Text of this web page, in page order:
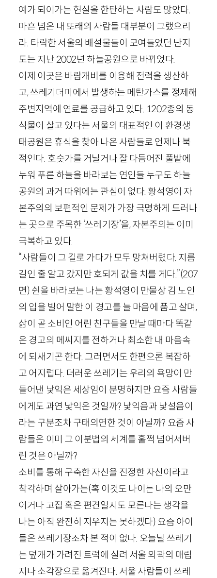
예가 되어가는 현실을 한탄하는 사람도 많았다.
마흔 넘은 내 또래의 사람들 대부분이 그랬으리
라. 타락한 서울의 배설물들이 모여들었던 난지
도는 지난 2002년 하늘공원으로 바뀌었다.
이제 이곳은 바람개비를 이용해 전력을 생산하
고, 쓰레기더미에서 발생하는 메탄가스를 정제해
주변지역에 연료를 공급하고 있다. 1202종의 동
식물이 살고 있다는 서울의 대표적인 이 환경생
태공원은 휴식을 찾아 나온 사람들로 언제나 북
적인다. 호숫가를 거닐거나 잘 다듬어진 풀밭에
누워 푸른 하늘을 바라보는 연인들 누구도 하늘
공원의 과거 따위에는 관심이 없다. 황석영이 자
본주의의 보편적인 문제가 가장 극명하게 드러나
는 곳으로 주목한 ‘쓰레기장’을, 자본주의는 이미
극복하고 있다.
“사람들이 그 길로 가다가 모두 망쳐버렸다. 지름
길인 줄 알고 갔지만 호되게 값을 치를 게다.”(207
면) 쉰을 바라보는 나는 황석영이 만물상 김 노인
의 입을 빌어 말한 이 경고를 늘 마음에 품고 살며,
삶이 곧 소비인 어린 친구들을 만날 때마다 똑같
은 경고의 메씨지를 전하거나 최소한 내 마음속
에 되새기곤 한다. 그러면서도 한편으론 복잡하
고 어지럽다. 더러운 쓰레기는 우리의 욕망이 만
들어낸 낯익은 세상임이 분명하지만 요즘 사람들
에게도 과연 낯익은 것일까? 낯익음과 낯설음이
라는 구분조차 구태의연한 것이 아닐까? 요즘 사
람들은 이미 그 이분법의 세계를 훌쩍 넘어서버
린 것은 아닐까?
소비를 통해 구축한 자신을 진정한 자신이라고
착각하며 살아가는(혹 이것도 나이든 나의 오만
이거나 고집 혹은 편견일지도 모른다는 생각을
나는 아직 완전히 지우지는 못하겠다) 요즘 아이
들은 쓰레기장조차 본 적이 없다. 오늘날 쓰레기
는 덮개가 가려진 트럭에 실려 서울 외곽의 매립
지나 소각장으로 옮겨진다. 서울 사람들이 쓰레